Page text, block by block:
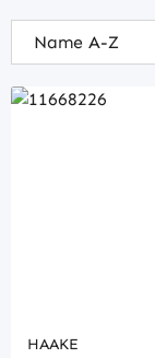
HAAKE